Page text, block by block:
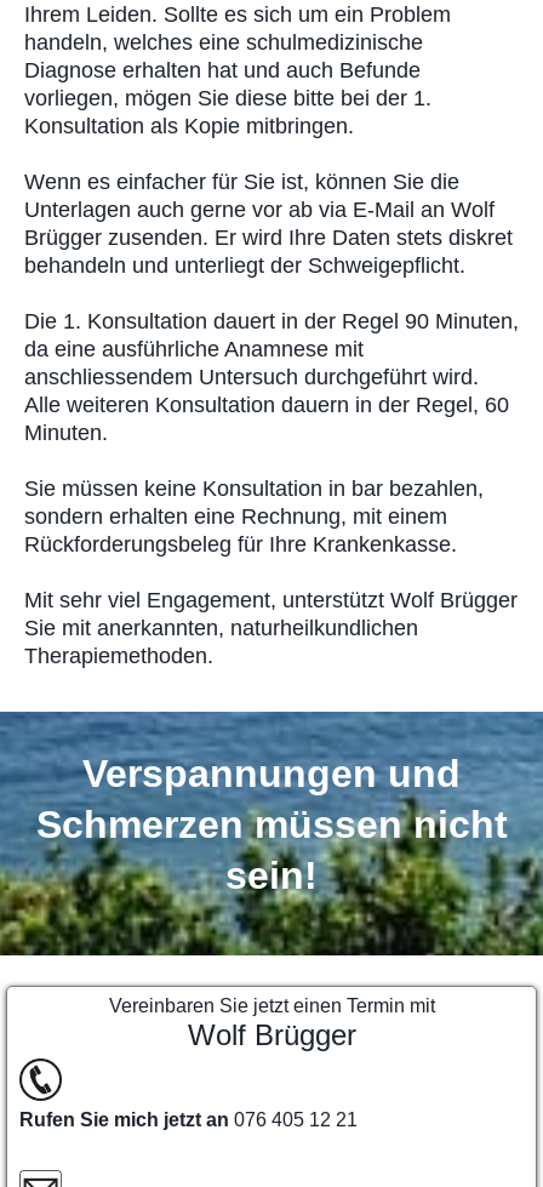
Ihrem Leiden. Sollte es sich um ein Problem
handeln, welches eine schulmedizinische
Diagnose erhalten hat und auch Befunde
vorliegen, mögen Sie diese bitte bei der 1.
Konsultation als Kopie mitbringen.
Wenn es einfacher für Sie ist, können Sie die
Unterlagen auch gerne vor ab via E-Mail an Wolf
Brügger zusenden. Er wird Ihre Daten stets diskret
behandeln und unterliegt der Schweigepflicht.
Die 1. Konsultation dauert in der Regel 90 Minuten,
da eine ausführliche Anamnese mit
anschliessendem Untersuch durchgeführt wird.
Alle weiteren Konsultation dauern in der Regel, 60
Minuten.
Sie müssen keine Konsultation in bar bezahlen,
sondern erhalten eine Rechnung, mit einem
Rückforderungsbeleg für Ihre Krankenkasse.
Mit sehr viel Engagement, unterstützt Wolf Brügger
Sie mit anerkannten, naturheilkundlichen
Therapiemethoden.
Verspannungen und
Schmerzen müssen nicht
sein!
Vereinbaren Sie jetzt einen Termin mit
Wolf Brügger
Rufen Sie mich jetzt an 076 405 12 21